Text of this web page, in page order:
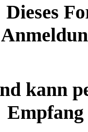
Dieses
kann
Empfang